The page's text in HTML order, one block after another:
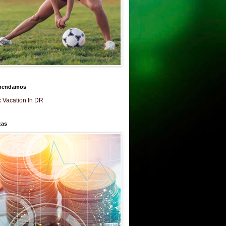
Vacation In DR